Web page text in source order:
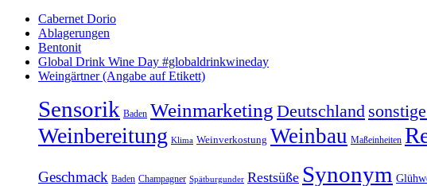
Cabernet Dorio
Ablagerungen
Bentonit
Global Drink Wine Day #globaldrinkwineday
Weingärtner (Angabe auf Etikett)
Sensorik Baden Weinmarketing Deutschland
Weinbereitung Klima Weinverkostung Weinbau Maßeinheiten
Geschmack Baden Champagner Spätburgunder Restsüße Synonym